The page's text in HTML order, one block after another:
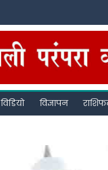
विडियो विज्ञापन